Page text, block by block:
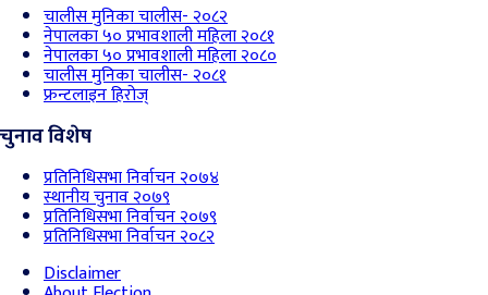
चालीस मुनिका चालीस- २०८२
नेपालका ५० प्रभावशाली महिला २०८१
नेपालका ५० प्रभावशाली महिला २०८०
चालीस मुनिका चालीस- २०८१
फ्रन्टलाइन हिरोज्
चुनाव विशेष
प्रतिनिधिसभा निर्वाचन २०७४
स्थानीय चुनाव २०७९
प्रतिनिधिसभा निर्वाचन २०७९
प्रतिनिधिसभा निर्वाचन २०८२
Disclaimer